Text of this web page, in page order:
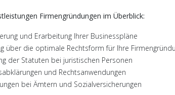
Firmengründungen im Überblick:
und Erarbeitung Ihrer Businesspläne
über die optimale Rechtsform für Ihre
der Statuten bei juristischen Personen
und Rechtsanwendungen
bei Ämtern und Sozialversicherungen